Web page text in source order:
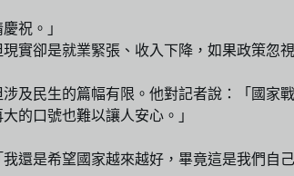
祝。」
實卻是就業緊張、收入下降，如果政策忽
及民生的篇幅有限。他對記者說：「國
的口號也難以讓人安心。」
還是希望國家越來越好，畢竟這是我們自